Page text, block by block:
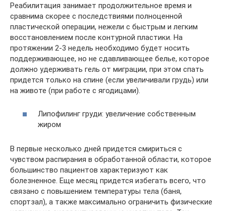
Реабилитация занимает продолжительное время и
сравнима скорее с последствиями полноценной
пластической операции, нежели с быстрым и легким
восстановлением после контурной пластики. На
протяжении 2-3 недель необходимо будет носить
поддерживающее, но не сдавливающее белье, которое
должно удерживать гель от миграции, при этом спать
придется только на спине (если увеличивали грудь) или
на животе (при работе с ягодицами).
Липофилинг груди: увеличение собственным
жиром
В первые несколько дней придется смириться с
чувством распирания в обработанной области, которое
большинство пациентов характеризуют как
болезненное. Еще месяц придется избегать всего, что
связано с повышением температуры тела (баня,
спортзал), а также максимально ограничить физические